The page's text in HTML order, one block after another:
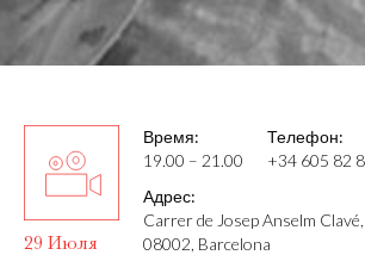
29 Июля
Время:
19.00 – 21.00
Телефон:
+34 605 82
Адрес:
Carrer de Josep Anselm Clavé,
08002, Barcelona